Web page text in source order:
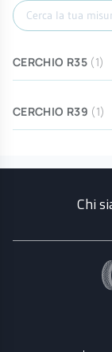
Cerca misura
CERCHIO R35 (1)
CERCHIO R39 (1)
Chi